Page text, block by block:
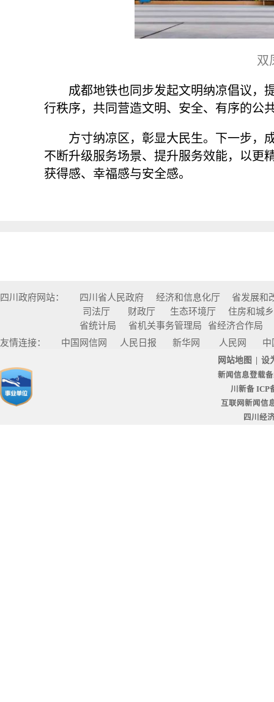
双
成都地铁也同步发起文明纳凉倡议，
行秩序，共同营造文明、安全、有序的公
方寸纳凉区，彰显大民生。下一步，
不断升级服务场景、提升服务效能，以更
获得感、幸福感与安全感。
四川政府网站： 四川省人民政府 经济和信息化厅
省发展和
司法厅
财政厅 生态环境厅
住房和城
省统计局
省机关事务管理局
省经济合作局
友情连接：
中国网信网 人民日报 新华网 人民网 中
网站地图 | 设
新闻信息登载
川新备 ICP
互联网新闻信
四川经